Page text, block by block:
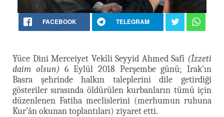
FACEBOOK TELEGRAM
Yüce Dini Merceiyet Vekîli Seyyid Ahmed Safî (İzzeti
daim olsun) 6 Eylül 2018 Perşembe günü; Irak’ın
Basra şehrinde halkın taleplerini dile getirdiği
gösteriler sırasında öldürülen kurbanların tümü için
düzenlenen Fatiha meclislerini (merhumun ruhuna
Kur’ân okunan toplantıları) ziyaret etti.